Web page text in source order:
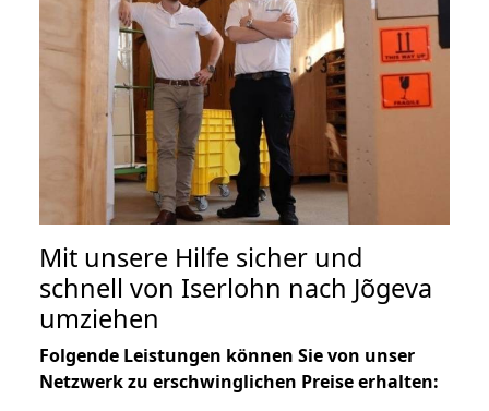
Mit unsere Hilfe sicher und
schnell von Iserlohn nach Jõgeva
umziehen
Folgende Leistungen können Sie von unser
Netzwerk zu erschwinglichen Preise erhalten: